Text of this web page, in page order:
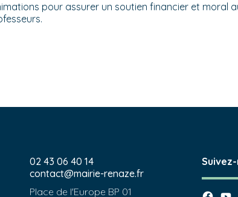
pour assurer un soutien financier et moral
02 43 06 40 14
contact@mairie-renaze.fr
Place de l'Europe BP 01